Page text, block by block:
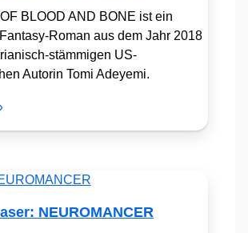
BLOOD AND BONE ist ein
Roman aus dem Jahr 2018
stämmigen US-
Autorin Tomi Adeyemi.
NEUROMANCER